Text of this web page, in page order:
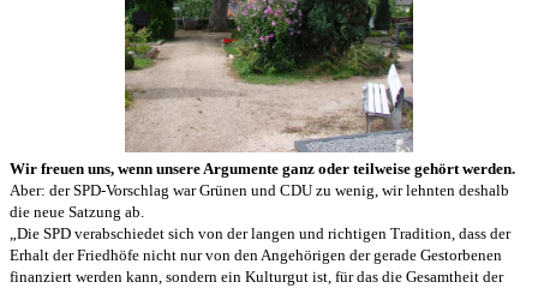
Wir freuen uns, wenn unsere Argumente ganz oder teilweise gehört werden.
Aber: der SPD-Vorschlag war Grünen und CDU zu wenig, wir lehnten deshalb
die neue Satzung ab.
„Die SPD verabschiedet sich von der langen und richtigen Tradition, dass der
Erhalt der Friedhöfe nicht nur von den Angehörigen der gerade Gestorbenen
finanziert werden kann, sondern ein Kulturgut ist, für das die Gesamtheit der